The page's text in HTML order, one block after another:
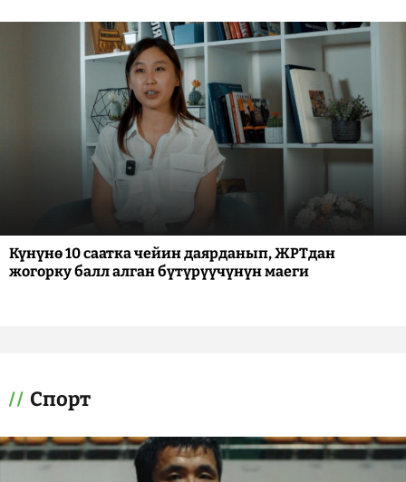
Күнүнө 10 саатка чейин даярданып, ЖРТдан
жогорку балл алган бүтүрүүчүнүн маеги
Спорт